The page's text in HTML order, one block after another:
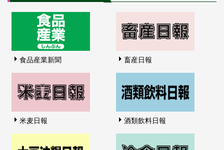
食品産業新聞 畜産日報
米麦日報 酒類飲料日報